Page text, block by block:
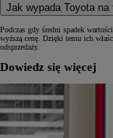
Jak wypada Toyota
Podczas gdy średni spadek
wyższą cenę. Dzięki temu ich
odsprzedaży.
Dowiedz się więcej